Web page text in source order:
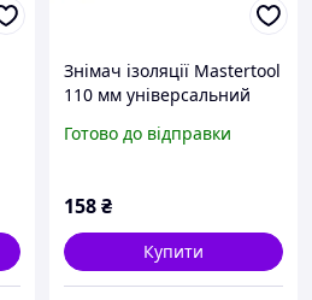
Знімач ізоляції Mastertool
110 мм універсальний
Готово до відправки
158₴
Купити